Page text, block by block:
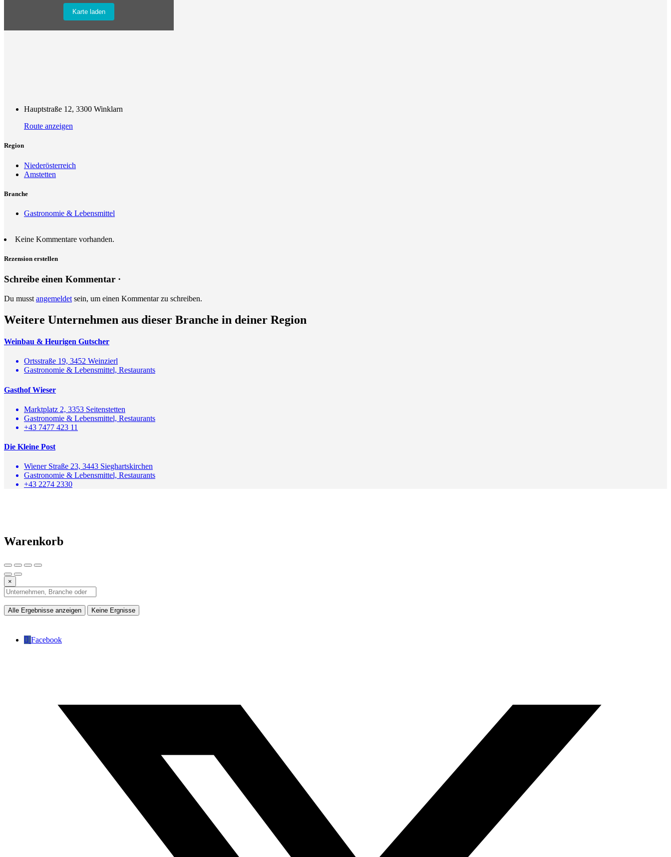
Karte laden
Hauptstraße 12, 3300 Winklarn
Route anzeigen
Region
Niederösterreich
Amstetten
Branche
Gastronomie & Lebensmittel
Keine Kommentare vorhanden.
Rezension erstellen
Schreibe einen Kommentar ·
Du musst angemeldet sein, um einen Kommentar zu schreiben.
Weitere Unternehmen aus dieser Branche in deiner Region
Weinbau & Heurigen Gutscher
Ortsstraße 19, 3452 Weinzierl
Gastronomie & Lebensmittel, Restaurants
Gasthof Wieser
Marktplatz 2, 3353 Seitenstetten
Gastronomie & Lebensmittel, Restaurants
+43 7477 423 11
Die Kleine Post
Wiener Straße 23, 3443 Sieghartskirchen
Gastronomie & Lebensmittel, Restaurants
+43 2274 2330
Warenkorb
×
Alle Ergebnisse anzeigen Keine Ergnisse
Facebook